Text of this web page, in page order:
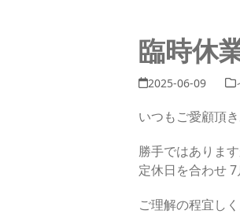
臨時休
2025-06-09
いつもご愛顧頂
勝手ではありま
定休日を合わせ 7
ご理解の程宜し